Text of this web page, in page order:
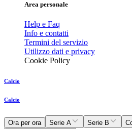
Area personale
Help e Faq
Info e contatti
Termini del servizio
Utilizzo dati e privacy
Cookie Policy
Calcio
Calcio
Ora per ora Serie A Serie B